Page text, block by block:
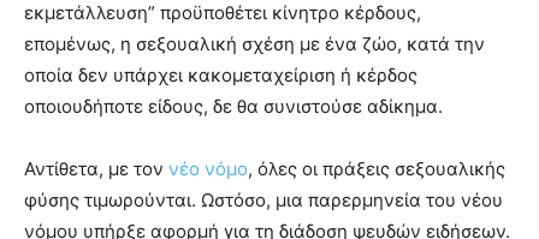
εκμετάλλευση” προϋποθέτει κίνητρο κέρδους,
επομένως, η σεξουαλική σχέση με ένα ζώο, κατά την
οποία δεν υπάρχει κακομεταχείριση ή κέρδος
οποιουδήποτε είδους, δε θα συνιστούσε αδίκημα.
Αντίθετα, με τον νέο νόμο, όλες οι πράξεις σεξουαλικής
φύσης τιμωρούνται. Ωστόσο, μια παρερμηνεία του νέου
νόμου υπήρξε αφορμή για τη διάδοση ψευδών ειδήσεων.